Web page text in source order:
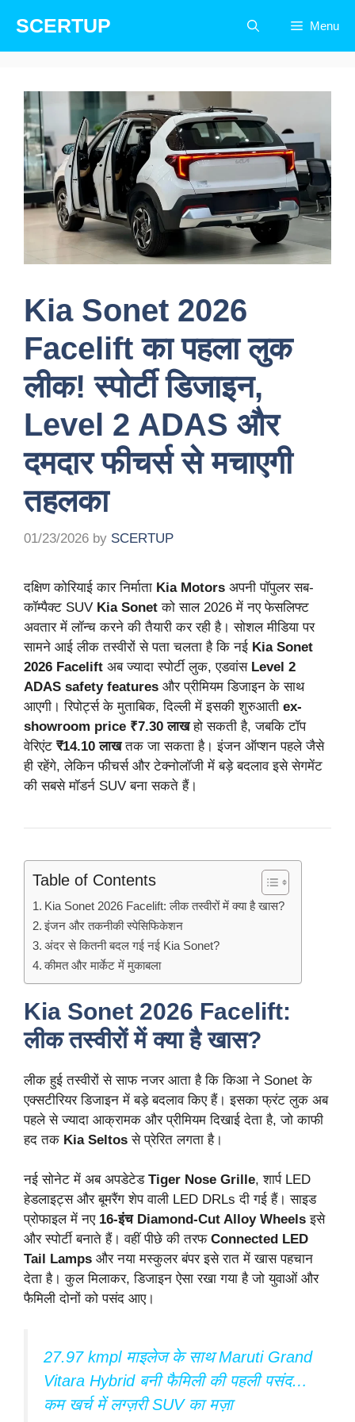
content
SCERTUP Menu
Kia Sonet 2026
Facelift का पहला लुक
लीक! स्पोर्टी डिजाइन,
Level 2 ADAS और
दमदार फीचर्स से मचाएगी
तहलका
01/23/2026 by SCERTUP
दक्षिण कोरियाई कार निर्माता Kia Motors अपनी पॉपुलर सब-
कॉम्पैक्ट SUV Kia Sonet को साल 2026 में नए फेसलिफ्ट
अवतार में लॉन्च करने की तैयारी कर रही है। सोशल मीडिया पर
सामने आई लीक तस्वीरों से पता चलता है कि नई Kia Sonet
2026 Facelift अब ज्यादा स्पोर्टी लुक, एडवांस Level 2
ADAS safety features और प्रीमियम डिजाइन के साथ
आएगी। रिपोर्ट्स के मुताबिक, दिल्ली में इसकी शुरुआती ex-
showroom price ₹7.30 लाखहो सकती है, जबकि टॉप
वेरिएंट ₹14.10 लाखतक जा सकता है। इंजन ऑप्शन पहले जैसे
ही रहेंगे, लेकिन फीचर्स और टेक्नोलॉजी में बड़े बदलाव इसे सेगमेंट
की सबसे मॉडर्न SUV बना सकते हैं।
Table of Contents
Kia Sonet 2026 Facelift: लीक तस्वीरों में क्या है खास?
इंजन और तकनीकी स्पेसिफिकेशन
अंदर से कितनी बदल गई नई Kia Sonet?
कीमत और मार्केट में मुकाबला
Kia Sonet 2026 Facelift:
लीक तस्वीरों में क्या है खास?
लीक हुई तस्वीरों से साफ नजर आता है कि किआ ने Sonet के
एक्सटीरियर डिजाइन में बड़े बदलाव किए हैं। इसका फ्रंट लुक अब
पहले से ज्यादा आक्रामक और प्रीमियम दिखाई देता है, जो काफी
हद तक Kia Seltos से प्रेरित लगता है।
नई सोनेट में अब अपडेटेड Tiger Nose Grille, शार्प LED
हेडलाइट्स और बूमरैंग शेप वाली LED DRLs दी गई हैं। साइड
प्रोफाइल में नए 16-इंच Diamond-Cut Alloy Wheels इसे
और स्पोर्टी बनाते हैं। वहीं पीछे की तरफ Connected LED
Tail Lamps और नया मस्कुलर बंपर इसे रात में खास पहचान
देता है। कुल मिलाकर, डिजाइन ऐसा रखा गया है जो युवाओं और
फैमिली दोनों को पसंद आए।
27.97 kmpl माइलेज के साथ Maruti Grand
Vitara Hybrid बनी फैमिली की पहली पसंद…
कम खर्च में लग्ज़री SUV का मज़ा